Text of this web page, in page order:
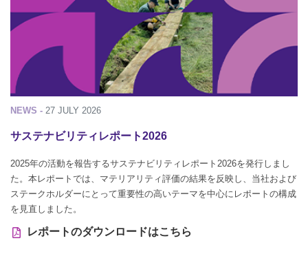
NEWS - 27 JULY 2026
サステナビリティレポート2026
2025年の活動を報告するサステナビリティレポート2026を発行しまし
た。本レポートでは、マテリアリティ評価の結果を反映し、当社および
ステークホルダーにとって重要性の高いテーマを中心にレポートの構成
を見直しました。
レポートのダウンロードはこちら